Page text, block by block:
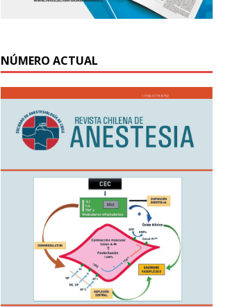
NÚMERO ACTUAL